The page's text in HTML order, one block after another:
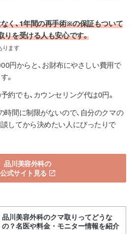
く、1年間の再手術※の保証もついて
りを受ける人も安心です。
ります
円からと、お財布にやさしい費用で
。
約でも、カウンセリング代は0円。
時間に制限がないので、自分のクマの
してから決めたい人にぴったりで
品川美容外科の
公式サイト見る